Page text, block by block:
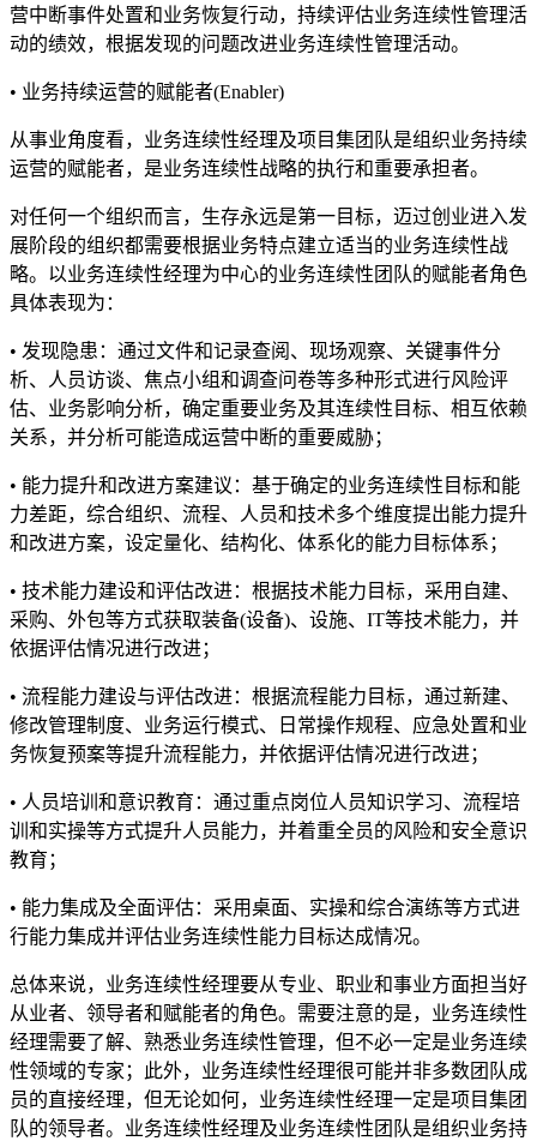
营中断事件处置和业务恢复行动，持续评估业务连续性管理活
动的绩效，根据发现的问题改进业务连续性管理活动。
• 业务持续运营的赋能者(Enabler)
从事业角度看，业务连续性经理及项目集团队是组织业务持续
运营的赋能者，是业务连续性战略的执行和重要承担者。
对任何一个组织而言，生存永远是第一目标，迈过创业进入发
展阶段的组织都需要根据业务特点建立适当的业务连续性战
略。以业务连续性经理为中心的业务连续性团队的赋能者角色
具体表现为：
• 发现隐患：通过文件和记录查阅、现场观察、关键事件分
析、人员访谈、焦点小组和调查问卷等多种形式进行风险评
估、业务影响分析，确定重要业务及其连续性目标、相互依赖
关系，并分析可能造成运营中断的重要威胁；
• 能力提升和改进方案建议：基于确定的业务连续性目标和能
力差距，综合组织、流程、人员和技术多个维度提出能力提升
和改进方案，设定量化、结构化、体系化的能力目标体系；
• 技术能力建设和评估改进：根据技术能力目标，采用自建、
采购、外包等方式获取装备(设备)、设施、IT等技术能力，并
依据评估情况进行改进；
• 流程能力建设与评估改进：根据流程能力目标，通过新建、
修改管理制度、业务运行模式、日常操作规程、应急处置和业
务恢复预案等提升流程能力，并依据评估情况进行改进；
• 人员培训和意识教育：通过重点岗位人员知识学习、流程培
训和实操等方式提升人员能力，并着重全员的风险和安全意识
教育；
• 能力集成及全面评估：采用桌面、实操和综合演练等方式进
行能力集成并评估业务连续性能力目标达成情况。
总体来说，业务连续性经理要从专业、职业和事业方面担当好
从业者、领导者和赋能者的角色。需要注意的是，业务连续性
经理需要了解、熟悉业务连续性管理，但不必一定是业务连续
性领域的专家；此外，业务连续性经理很可能并非多数团队成
员的直接经理，但无论如何，业务连续性经理一定是项目集团
队的领导者。业务连续性经理及业务连续性团队是组织业务持